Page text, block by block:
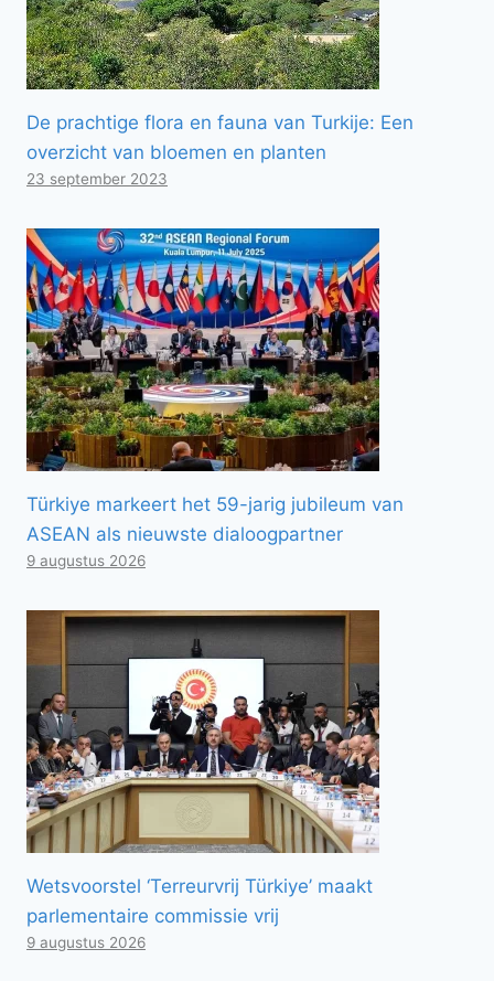
De prachtige flora en fauna van Turkije: Een
overzicht van bloemen en planten
23 september 2023
Türkiye markeert het 59-jarig jubileum van
ASEAN als nieuwste dialoogpartner
9 augustus 2026
Wetsvoorstel ‘Terreurvrij Türkiye’ maakt
parlementaire commissie vrij
9 augustus 2026